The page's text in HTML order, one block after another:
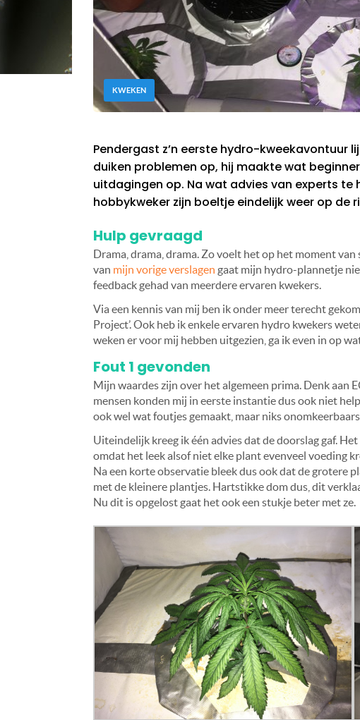
KWEKEN
Pendergast z’n eerste hydro-kweekavontuur
duiken problemen op, hij maakte wat
uitdagingen op. Na wat advies van experts
hobbykweker zijn boeltje eindelijk weer op de
Hulp gevraagd
Drama, drama, drama. Zo voelt het op het moment
van mijn vorige verslagen gaat mijn hydro-plannetje
feedback gehad van meerdere ervaren kwekers.
Via een kennis van mij ben ik onder meer terecht
Project’. Ook heb ik enkele ervaren hydro kwekers
weken er voor mij hebben uitgezien, ga ik even in op
Fout 1 gevonden
Mijn waardes zijn over het algemeen prima. Denk aan
mensen konden mij in eerste instantie dus ook niet
ook wel wat foutjes gemaakt, maar niks
Uiteindelijk kreeg ik één advies dat de doorslag gaf.
omdat het leek alsof niet elke plant evenveel voeding
Na een korte observatie bleek dus ook dat de grotere
met de kleinere plantjes. Hartstikke dom dus, dit
Nu dit is opgelost gaat het ook een stukje beter met ze.